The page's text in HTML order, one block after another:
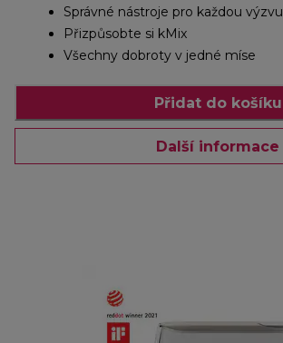
Správné nástroje pro každou výzvu
Přizpůsobte si kMix
Všechny dobroty v jedné míse
Přidat do košíku
Další informace